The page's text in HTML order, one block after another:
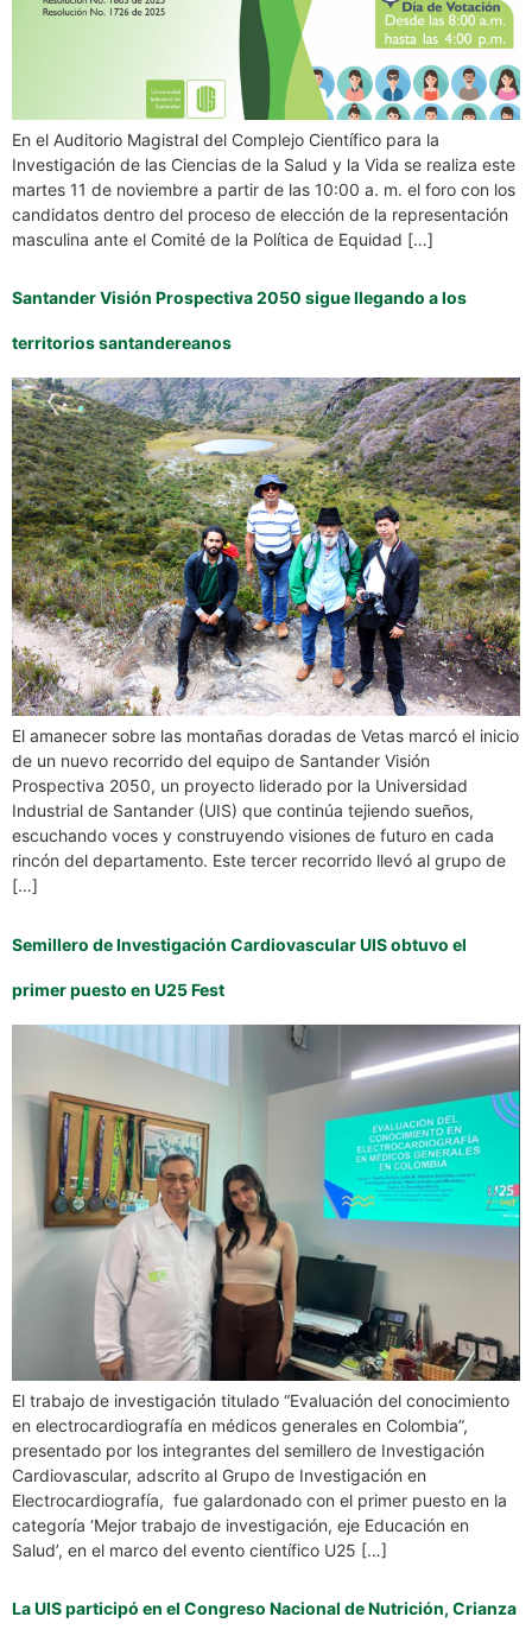
En el Auditorio Magistral del Complejo Científico para la
Investigación de las Ciencias de la Salud y la Vida se realiza este
martes 11 de noviembre a partir de las 10:00 a. m. el foro con los
candidatos dentro del proceso de elección de la representación
masculina ante el Comité de la Política de Equidad […]
Santander Visión Prospectiva 2050 sigue llegando a los
territorios santandereanos
El amanecer sobre las montañas doradas de Vetas marcó el inicio
de un nuevo recorrido del equipo de Santander Visión
Prospectiva 2050, un proyecto liderado por la Universidad
Industrial de Santander (UIS) que continúa tejiendo sueños,
escuchando voces y construyendo visiones de futuro en cada
rincón del departamento. Este tercer recorrido llevó al grupo de
[…]
Semillero de Investigación Cardiovascular UIS obtuvo el
primer puesto en U25 Fest
El trabajo de investigación titulado “Evaluación del conocimiento
en electrocardiografía en médicos generales en Colombia”,
presentado por los integrantes del semillero de Investigación
Cardiovascular, adscrito al Grupo de Investigación en
Electrocardiografía, fue galardonado con el primer puesto en la
categoría ‘Mejor trabajo de investigación, eje Educación en
Salud’, en el marco del evento científico U25 […]
La UIS participó en el Congreso Nacional de Nutrición, Crianza